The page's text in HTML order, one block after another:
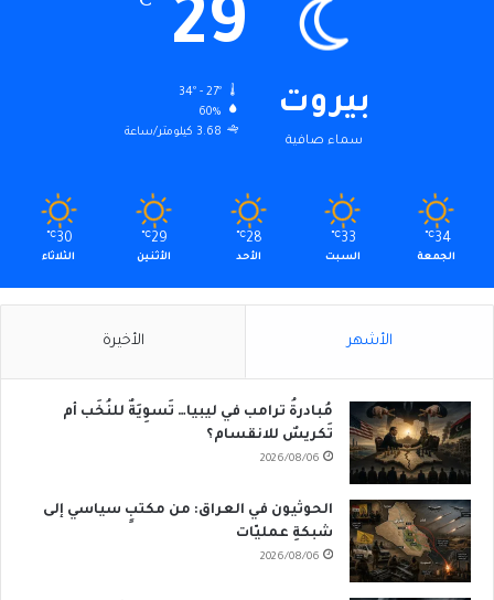
بيروت
سماء صافية
29
34º - 27º
60%
3.68 كيلومتر/ساعة
34
℃
الجمعة
33
℃
السبت
28
℃
الأحد
29
℃
الأثنين
30
℃
الثلاثاء
الأشهر الأخيرة
مُبادرةُ ترامب في ليبيا… تَسوِيَةٌ للنُخَب أم
تَكريسٌ للانقسام؟
2026/08/06
الحوثيون في العراق: من مكتبٍ سياسي إلى
شبكةِ عمليّات
2026/08/06